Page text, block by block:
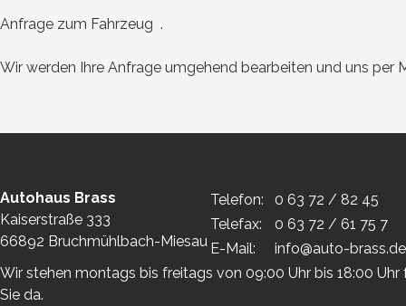
Anfrage zum Fahrzeug .
Wir werden Ihre Anfrage umgehend bearbeiten und uns per
Autohaus Brass
Kaiserstraße 333
66892 Bruchmühlbach-Miesau
Telefon:
0 63 72 / 82 45
Telefax:
0 63 72 / 61 75 7
E-Mail:
info@auto-brass.de
Wir stehen montags bis freitags von 09:00 Uhr bis 18:00
Sie da.